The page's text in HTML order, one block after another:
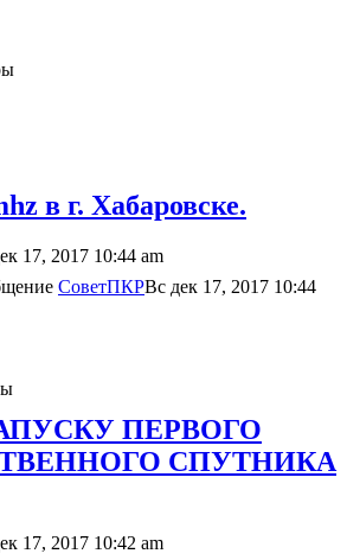
в г. Хабаровске.
17, 2017 10:44 am
CоветПКРВс дек 17, 2017 10:44
ПЕРВОГО
СПУТНИКА
17, 2017 10:42 am